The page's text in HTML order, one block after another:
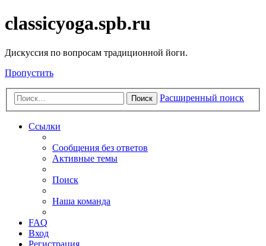
classicyoga.spb.ru
Дискуссия по вопросам традиционной йоги.
Пропустить
Поиск Расширенный поиск
Ссылки
Сообщения без ответов
Активные темы
Поиск
Наша команда
FAQ
Вход